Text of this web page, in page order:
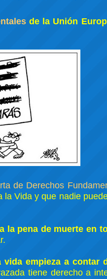
de la Unión
de Derechos
Vida y que nadie
la pena de muerte en
vida empieza a contar
tiene derecho a